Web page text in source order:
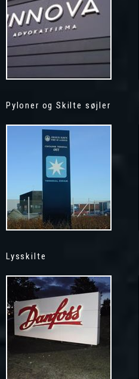
Pyloner og Skilte søjler
Lysskilte